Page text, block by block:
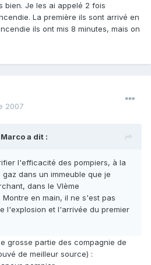
bien. Je les ai appelé 2 fois
La première ils sont arrivé en
ils ont mis 8 minutes, mais on
2007
a dit :
l'efficacité des pompiers, à la
dans un immeuble que je
dans le VIème
Montre en main, il ne s'est pas
l'explosion et l'arrivée du premier
grosse partie des compagnie de
de meilleur source) :